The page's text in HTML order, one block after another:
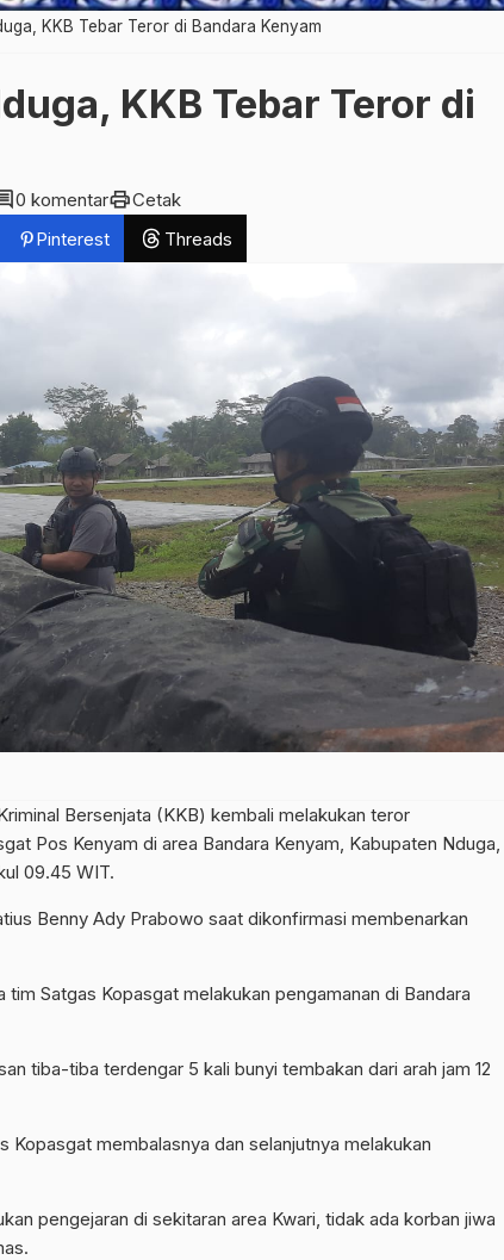
KKB Tebar Teror di Bandara Kenyam
KKB Tebar Teror di
0 komentarprintCetak
Pinterest Threads
Bersenjata (KKB) kembali melakukan teror
Pos Kenyam di area Bandara Kenyam, Kabupaten Nduga,
09.45 WIT.
Benny Ady Prabowo saat dikonfirmasi membenarkan
Satgas Kopasgat melakukan pengamanan di Bandara
tiba-tiba terdengar 5 kali bunyi tembakan dari arah jam 12
membalasnya dan selanjutnya melakukan
pengejaran di sekitaran area Kwari, tidak ada korban jiwa